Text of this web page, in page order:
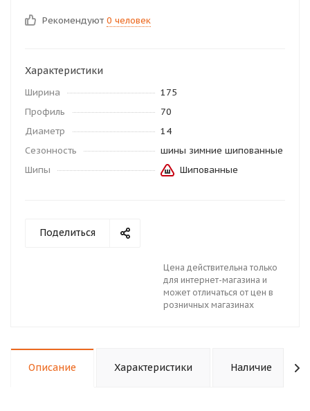
Рекомендуют 0 человек
Характеристики
Ширина
175
Профиль
70
Диаметр
14
Сезонность
шины зимние шипованные
Шипы
Шипованные
Поделиться
Цена действительна только
для интернет-магазина и
может отличаться от цен в
розничных магазинах
Описание Характеристики Наличие